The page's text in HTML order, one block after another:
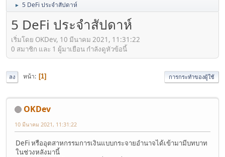
► 5 DeFi ประจำสัปดาห์
5 DeFi ประจำสัปดาห์
เริ่มโดย OKDev, 10 มีนาคม 2021, 11:31:22
0 สมาชิก และ 1 ผู้มาเยือน กำลังดูหัวข้อนี้
ลง หน้า 1 การกระทำของผู้ใช้
OKDev
10 มีนาคม 2021, 11:31:22
DeFi หรืออุตสาหกรรมการเงินแบบกระจายอำนาจได้เข้ามามีบทบาท
ในช่วงหลังมานี้